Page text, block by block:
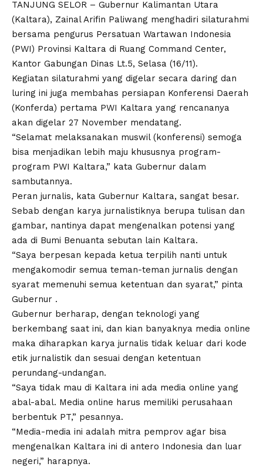
TANJUNG SELOR – Gubernur Kalimantan Utara
(Kaltara), Zainal Arifin Paliwang menghadiri silaturahmi
bersama pengurus Persatuan Wartawan Indonesia
(PWI) Provinsi Kaltara di Ruang Command Center,
Kantor Gabungan Dinas Lt.5, Selasa (16/11).
Kegiatan silaturahmi yang digelar secara daring dan
luring ini juga membahas persiapan Konferensi Daerah
(Konferda) pertama PWI Kaltara yang rencananya
akan digelar 27 November mendatang.
“Selamat melaksanakan muswil (konferensi) semoga
bisa menjadikan lebih maju khususnya program-
program PWI Kaltara,” kata Gubernur dalam
sambutannya.
Peran jurnalis, kata Gubernur Kaltara, sangat besar.
Sebab dengan karya jurnalistiknya berupa tulisan dan
gambar, nantinya dapat mengenalkan potensi yang
ada di Bumi Benuanta sebutan lain Kaltara.
“Saya berpesan kepada ketua terpilih nanti untuk
mengakomodir semua teman-teman jurnalis dengan
syarat memenuhi semua ketentuan dan syarat,” pinta
Gubernur .
Gubernur berharap, dengan teknologi yang
berkembang saat ini, dan kian banyaknya media online
maka diharapkan karya jurnalis tidak keluar dari kode
etik jurnalistik dan sesuai dengan ketentuan
perundang-undangan.
“Saya tidak mau di Kaltara ini ada media online yang
abal-abal. Media online harus memiliki perusahaan
berbentuk PT,” pesannya.
“Media-media ini adalah mitra pemprov agar bisa
mengenalkan Kaltara ini di antero Indonesia dan luar
negeri,” harapnya.